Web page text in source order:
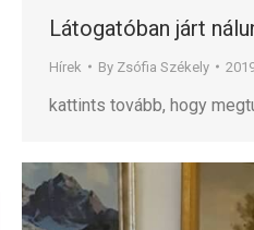
Látogatóban járt
Hírek By Zsófia Székely
kattints tovább, hogy